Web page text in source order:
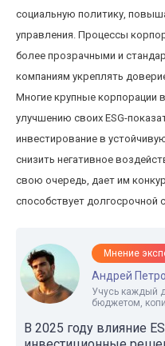
социальную политику,
управления. Процессы
более прозрачными и
компаниям укреплять
Многие крупные корпорации
улучшению своих ESG-
инвестирование в
снизить негативное
свою очередь, дает им
способствует долгосрочной
Мнение
Андрей
Учусь каждый
бюджетом,
В 2025 году влияние